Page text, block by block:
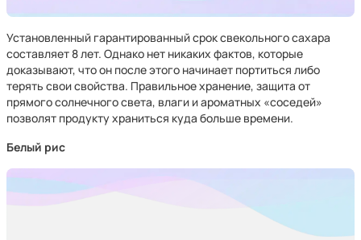
Установленный гарантированный срок свекольного сахара
составляет 8 лет. Однако нет никаких фактов, которые
доказывают, что он после этого начинает портиться либо
терять свои свойства. Правильное хранение, защита от
прямого солнечного света, влаги и ароматных «соседей»
позволят продукту храниться куда больше времени.
Белый рис